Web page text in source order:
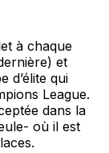
à chaque
et
d’élite qui
League.
dans la
où il est